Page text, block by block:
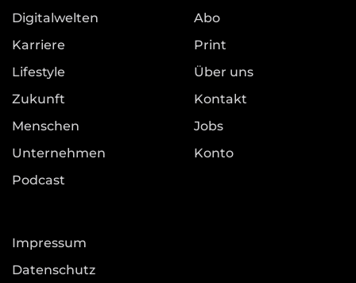
Digitalwelten
Karriere
Lifestyle
Zukunft
Menschen
Unternehmen
Podcast
Abo
Print
Über uns
Kontakt
Jobs
Konto
Impressum
Datenschutz